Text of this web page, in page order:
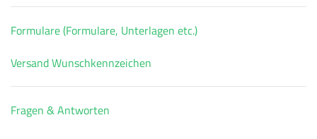
Formulare (Formulare, Unterlagen etc.)
Versand Wunschkennzeichen
Fragen & Antworten